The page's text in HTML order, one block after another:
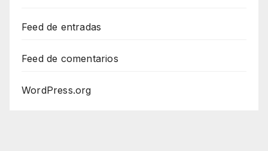
Feed de entradas
Feed de comentarios
WordPress.org